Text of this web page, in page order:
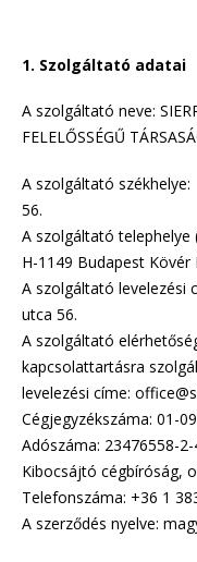
1. Szolgáltató adatai
A szolgáltató neve:
FELELŐSSÉGŰ
A szolgáltató
56.
A szolgáltató telephelye
H-1149 Budapest Kövér
A szolgáltató levelezési
utca 56.
A szolgáltató
kapcsolattartásra
levelezési címe:
Cégjegyzékszáma: 01-
Adószáma: 23476558-
Kibocsájtó cégbíróság,
Telefonszáma: +36 1
A szerződés nyelve: